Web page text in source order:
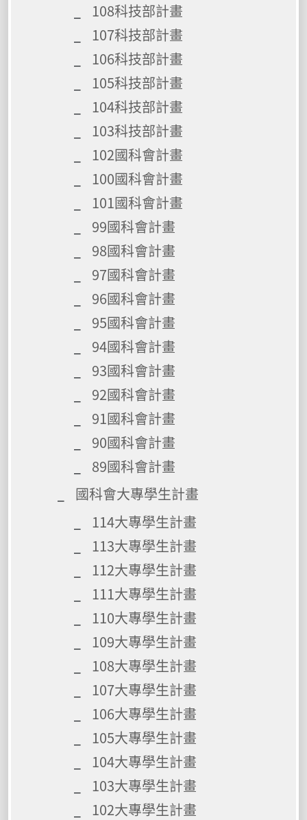
108科技部計畫
107科技部計畫
106科技部計畫
105科技部計畫
104科技部計畫
103科技部計畫
102國科會計畫
100國科會計畫
101國科會計畫
99國科會計畫
98國科會計畫
97國科會計畫
96國科會計畫
95國科會計畫
94國科會計畫
93國科會計畫
92國科會計畫
91國科會計畫
90國科會計畫
89國科會計畫
國科會大專學生計畫
114大專學生計畫
113大專學生計畫
112大專學生計畫
111大專學生計畫
110大專學生計畫
109大專學生計畫
108大專學生計畫
107大專學生計畫
106大專學生計畫
105大專學生計畫
104大專學生計畫
103大專學生計畫
102大專學生計畫